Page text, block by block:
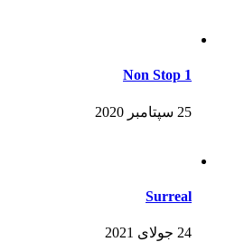
Non Stop 1
25 سپتامبر 2020
Surreal
24 جولای 2021